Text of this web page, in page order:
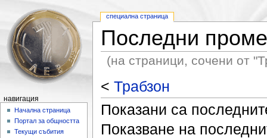
Последни
(на страници, сочени от
< Трабзон
Показани са
Показване на
специална страница
навигация
Начална страница
Портал за общността
Текущи събития